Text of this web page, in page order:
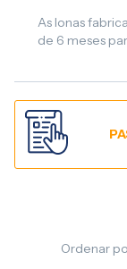
As lonas
de 6 meses
Ordenar